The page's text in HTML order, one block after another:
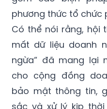
phương thức tổ chức
Có thể nói rằng, hội
mất dữ liệu doanh
ngừa” đã mang lại
cho cộng đồng
bảo mật thông tin,
sắc và xử lý kịp